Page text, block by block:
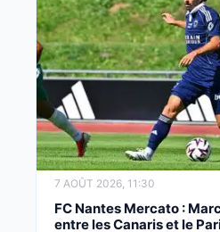
7 AOÛT 2026, 11:30
FC Nantes Mercato :
entre les Canaris et le